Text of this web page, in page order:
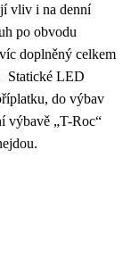
vliv i na denní
po obvodu
doplněný celkem
Statické LED
do výbav
výbavě „T-Roc“